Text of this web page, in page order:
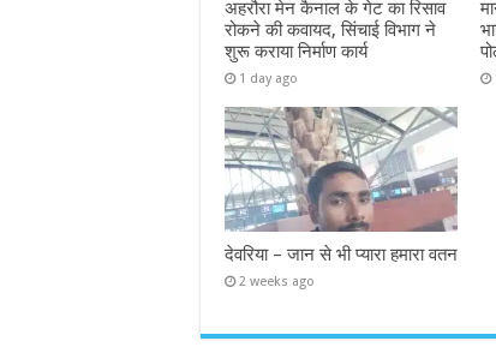
अहरौरा मेन कैनाल के गेट का रिसाव
रोकने की कवायद, सिंचाई विभाग ने
शुरू कराया निर्माण कार्य
1 day ago
देवरिया – जान से भी प्यारा हमारा वतन
2 weeks ago